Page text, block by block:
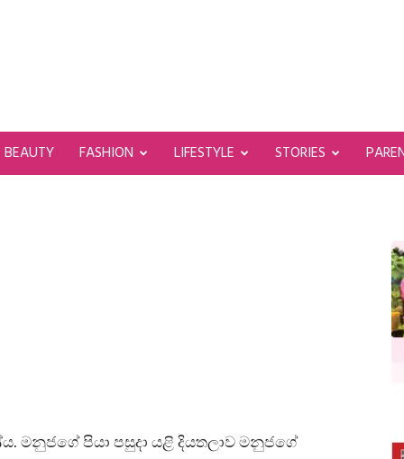
BEAUTY FASHION LIFESTYLE STORIES
පියා පසුදා යළි දියතලාව මනුජගේ